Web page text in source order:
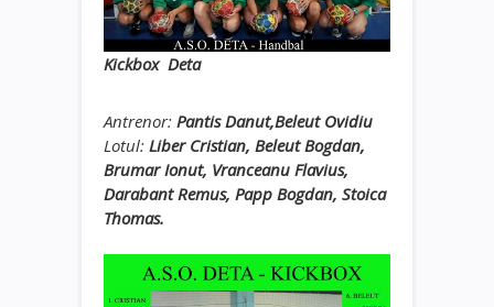
Kickbox Deta
Antrenor: Pantis Danut,Beleut Ovidiu
Lotul: Liber Cristian, Beleut Bogdan,
Brumar Ionut, Vranceanu Flavius,
Darabant Remus, Papp Bogdan, Stoica
Thomas.